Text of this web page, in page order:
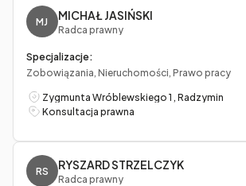
MJ MICHAŁ JASIŃSKI
Radca prawny
Specjalizacje:
Zobowiązania, Nieruchomości, Prawo pracy
Zygmunta Wróblewskiego 1 , Radzymin
Konsultacja prawna
RS RYSZARD STRZELCZYK
Radca prawny